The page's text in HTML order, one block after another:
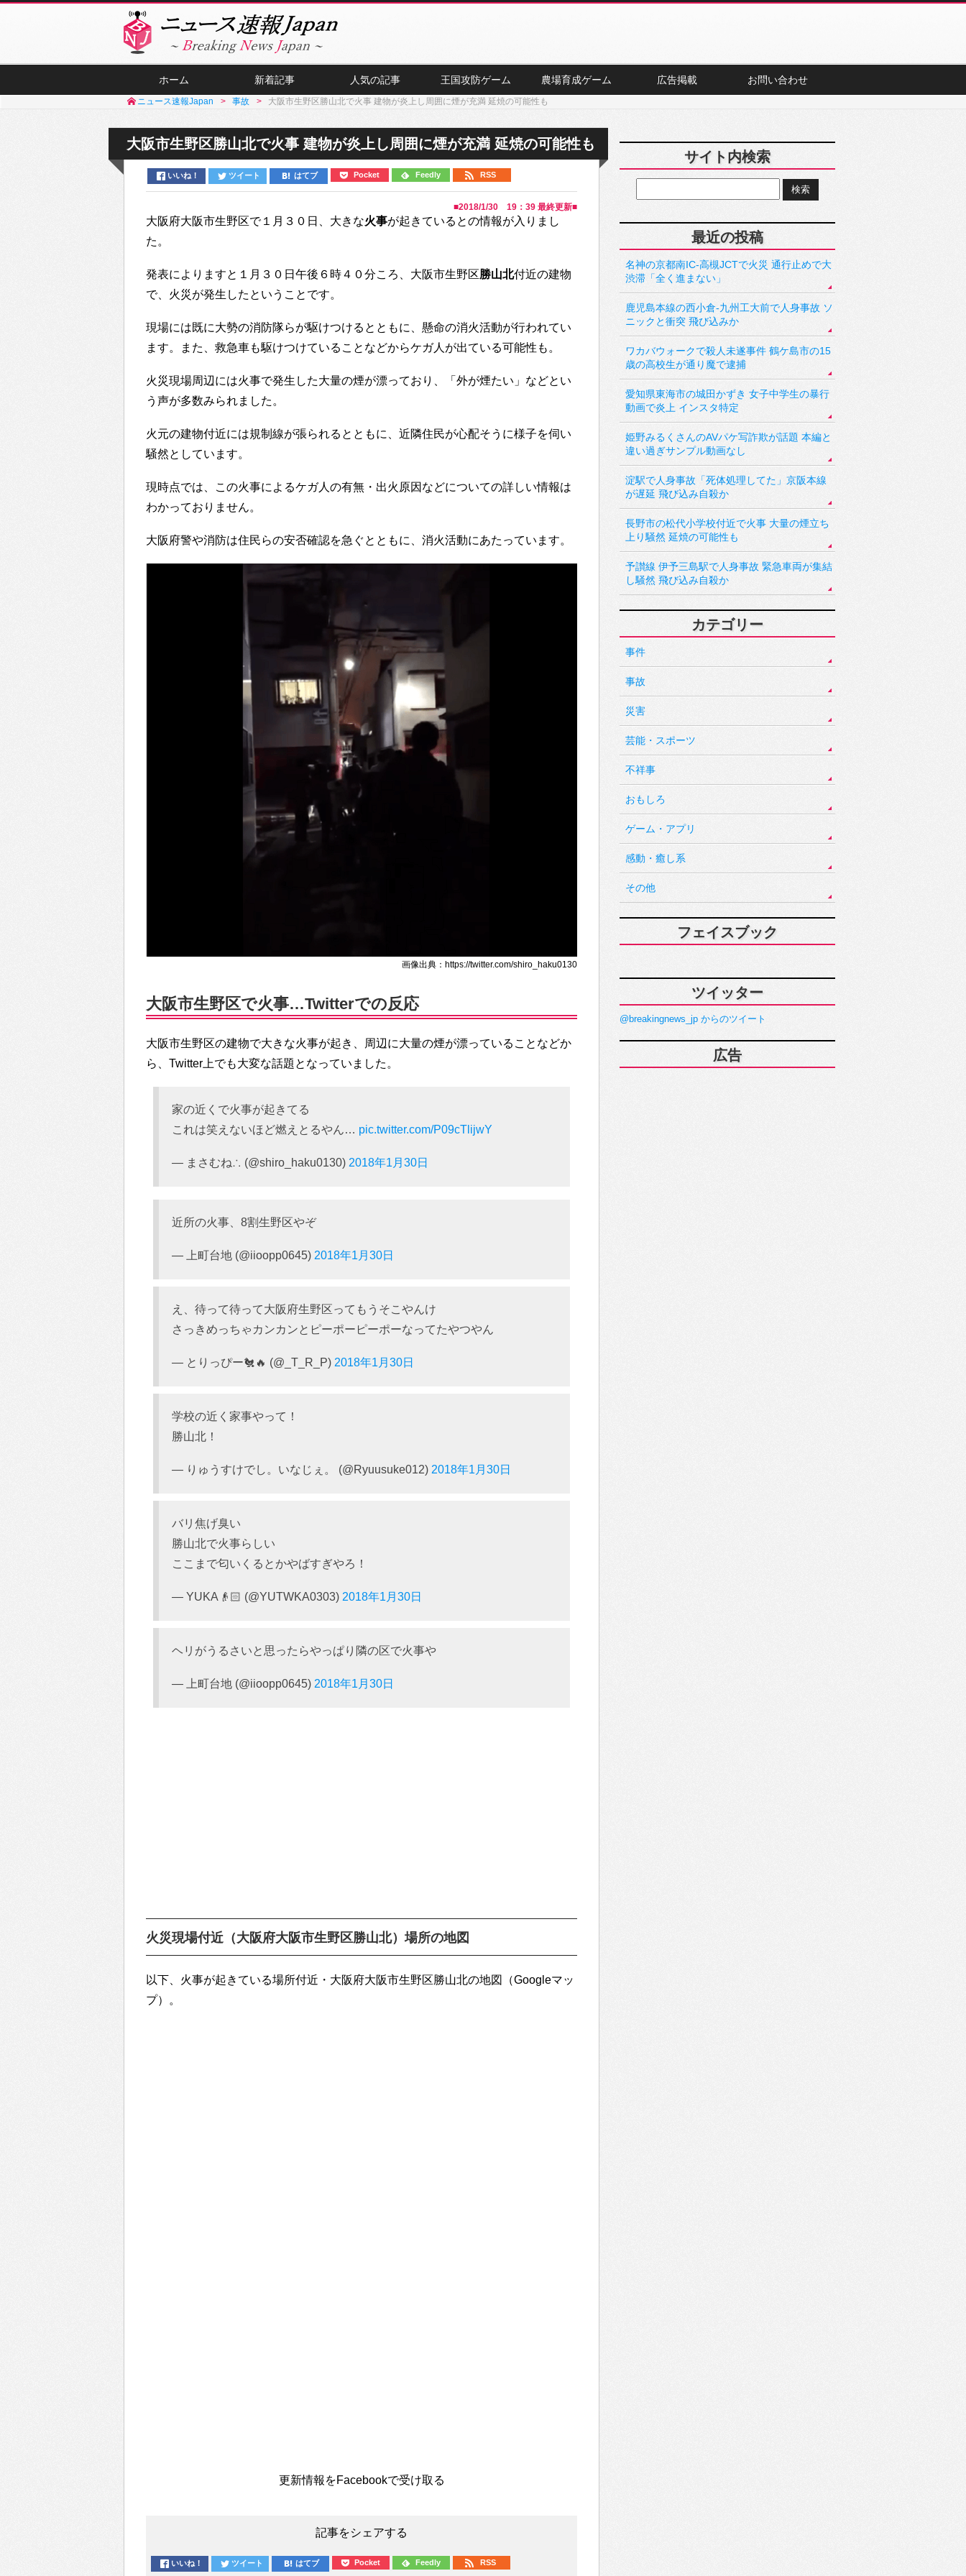
ホーム 新着記事 人気の記事 王国攻防ゲーム 農場育成ゲーム 広告掲載 お問い合わせ
ニュース速報Japan 事故 大阪市生野区勝山北で火事 建物が炎上し周囲に煙が充満 延焼の可能性も
大阪市生野区勝山北で火事 建物が炎上し周囲に煙が充満 延焼の可能性も
いいね！ ツイート はてブ Pocket Feedly RSS
■2018/1/30 19：39 最終更新■
大阪府大阪市生野区で１月３０日、大きな火事が起きているとの情報が入りまし
た。
発表によりますと１月３０日午後６時４０分ころ、大阪市生野区勝山北付近の建物
で、火災が発生したということです。
現場には既に大勢の消防隊らが駆けつけるとともに、懸命の消火活動が行われてい
ます。また、救急車も駆けつけていることなどからケガ人が出ている可能性も。
火災現場周辺には火事で発生した大量の煙が漂っており、「外が煙たい」などとい
う声が多数みられました。
火元の建物付近には規制線が張られるとともに、近隣住民が心配そうに様子を伺い
騒然としています。
現時点では、この火事によるケガ人の有無・出火原因などについての詳しい情報は
わかっておりません。
大阪府警や消防は住民らの安否確認を急ぐとともに、消火活動にあたっています。
画像出典：https://twitter.com/shiro_haku0130
大阪市生野区で火事…Twitterでの反応
大阪市生野区の建物で大きな火事が起き、周辺に大量の煙が漂っていることなどか
ら、Twitter上でも大変な話題となっていました。
家の近くで火事が起きてる
これは笑えないほど燃えとるやん… pic.twitter.com/P09cTlijwY
— まさむね∴ (@shiro_haku0130) 2018年1月30日
近所の火事、8割生野区やぞ
— 上町台地 (@iioopp0645) 2018年1月30日
え、待って待って大阪府生野区ってもうそこやんけ
さっきめっちゃカンカンとピーポーピーポーなってたやつやん
— とりっぴー🐔🔥 (@_T_R_P) 2018年1月30日
学校の近く家事やって！
勝山北！
— りゅうすけでし。いなじぇ。 (@Ryuusuke012) 2018年1月30日
バリ焦げ臭い
勝山北で火事らしい
ここまで匂いくるとかやばすぎやろ！
— YUKA👴🏻 (@YUTWKA0303) 2018年1月30日
ヘリがうるさいと思ったらやっぱり隣の区で火事や
— 上町台地 (@iioopp0645) 2018年1月30日
火災現場付近（大阪府大阪市生野区勝山北）場所の地図
以下、火事が起きている場所付近・大阪府大阪市生野区勝山北の地図（Googleマッ
プ）。
更新情報をFacebookで受け取る
記事をシェアする
いいね！ ツイート はてブ Pocket Feedly RSS
サイト内検索
最近の投稿
名神の京都南IC-高槻JCTで火災 通行止めで大
渋滞「全く進まない」
鹿児島本線の西小倉-九州工大前で人身事故 ソ
ニックと衝突 飛び込みか
ワカバウォークで殺人未遂事件 鶴ケ島市の15
歳の高校生が通り魔で逮捕
愛知県東海市の城田かずき 女子中学生の暴行
動画で炎上 インスタ特定
姫野みるくさんのAVパケ写詐欺が話題 本編と
違い過ぎサンプル動画なし
淀駅で人身事故「死体処理してた」京阪本線
が遅延 飛び込み自殺か
長野市の松代小学校付近で火事 大量の煙立ち
上り騒然 延焼の可能性も
予讃線 伊予三島駅で人身事故 緊急車両が集結
し騒然 飛び込み自殺か
カテゴリー
事件
事故
災害
芸能・スポーツ
不祥事
おもしろ
ゲーム・アプリ
感動・癒し系
その他
フェイスブック
ツイッター
@breakingnews_jp からのツイート
広告